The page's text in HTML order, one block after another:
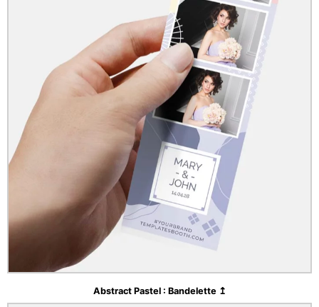
Abstract Pastel : Bandelette ↥